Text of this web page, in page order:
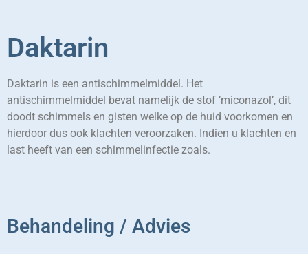
Daktarin
Daktarin is een antischimmelmiddel. Het
antischimmelmiddel bevat namelijk de stof ‘miconazol’, dit
doodt schimmels en gisten welke op de huid voorkomen en
hierdoor dus ook klachten veroorzaken. Indien u klachten en
last heeft van een schimmelinfectie zoals.
Behandeling / Advies